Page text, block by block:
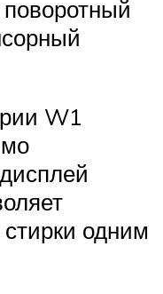
W1
одним